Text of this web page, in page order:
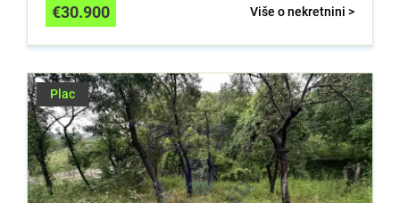
Više o nekretnini >
€30.900
Plac